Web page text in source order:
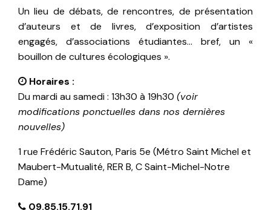
Un lieu de débats, de rencontres, de présentation
d’auteurs et de livres, d’exposition d’artistes
engagés, d’associations étudiantes… bref, un «
bouillon de cultures écologiques ».
Horaires :
Du mardi au samedi : 13h30 à 19h30 (voir
modifications ponctuelles dans nos dernières
nouvelles)
1 rue Frédéric Sauton, Paris 5e (Métro Saint Michel et
Maubert-Mutualité, RER B, C Saint-Michel-Notre
Dame)
09.85.15.71.91